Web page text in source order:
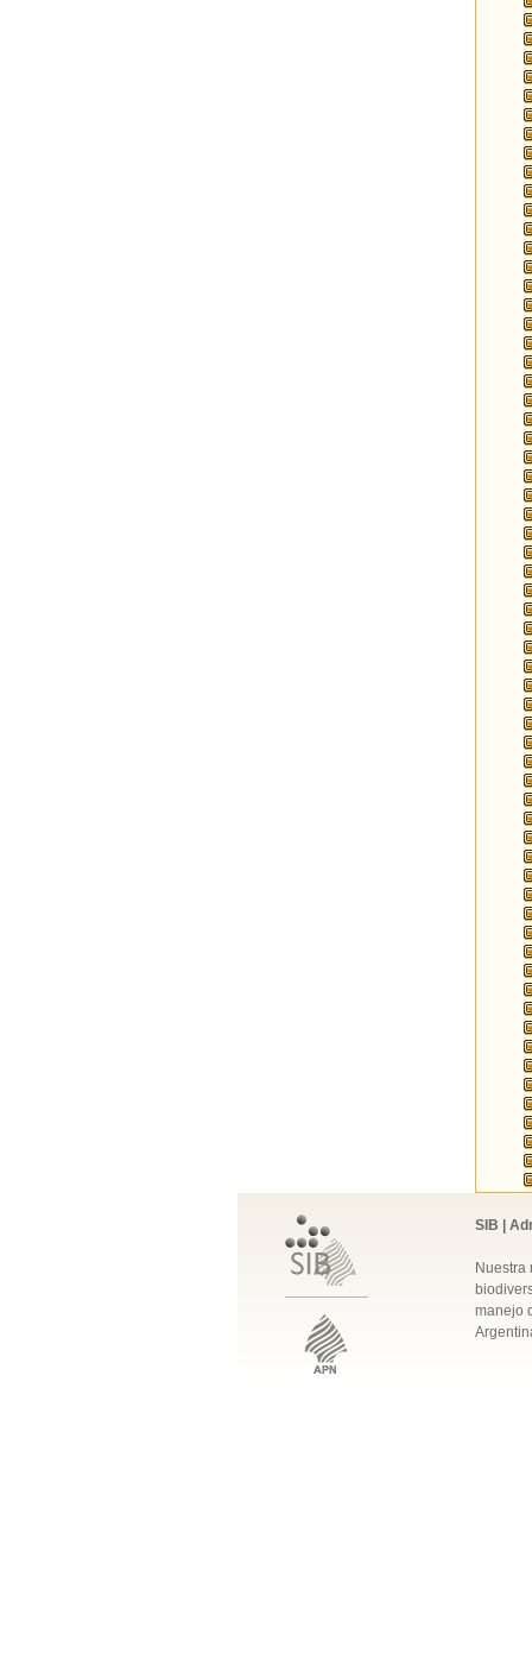
SIB |
Nuestra
manejo